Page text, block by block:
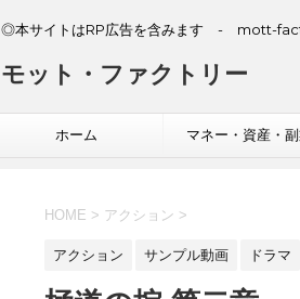
◎本サイトはRP広告を含みます - mott-
モット・ファクトリー
ホーム マネー・資産・
HOME > アクション >
アクション サンプル動画 ドラマ